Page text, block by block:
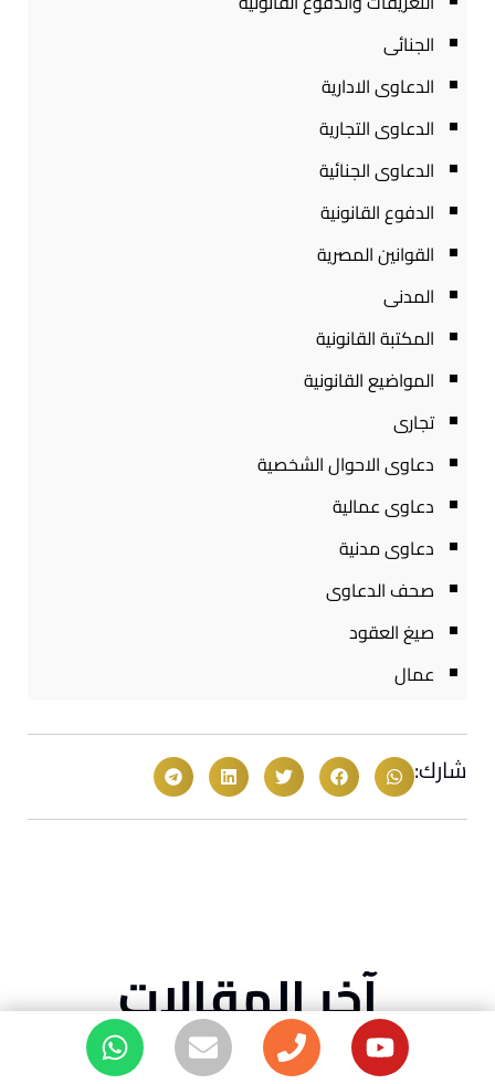
الجنائى
الدعاوى الادارية
الدعاوى التجارية
الدعاوى الجنائية
الدفوع القانونية
القوانين المصرية
المدنى
المكتبة القانونية
المواضيع القانونية
تجارى
دعاوى الاحوال الشخصية
دعاوى عمالية
دعاوى مدنية
صحف الدعاوى
صيغ العقود
عمال
شارك:
آخر المقالات
حقوق المطلقة بعد الطلاق